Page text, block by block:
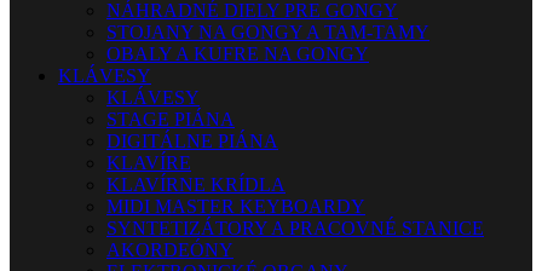
NÁHRADNÉ DIELY PRE GONGY
STOJANY NA GONGY A TAM-TAMY
OBALY A KUFRE NA GONGY
KLÁVESY
KLÁVESY
STAGE PIÁNA
DIGITÁLNE PIÁNA
KLAVÍRE
KLAVÍRNE KRÍDLA
MIDI MASTER KEYBOARDY
SYNTETIZÁTORY A PRACOVNÉ STANICE
AKORDEÓNY